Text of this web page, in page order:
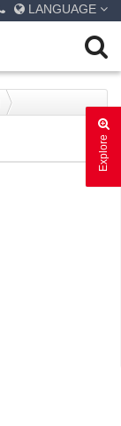
LANGUAGE
Explore